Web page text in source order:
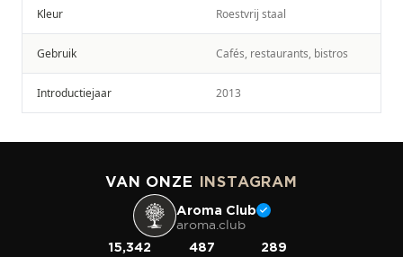
Kleur Roestvrij staal
Gebruik Cafés, restaurants, bistros
Introductiejaar 2013
VAN ONZE INSTAGRAM
Aroma Club
aroma.club
15,342 487 289